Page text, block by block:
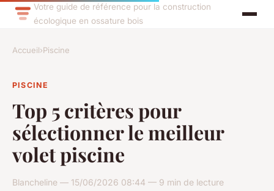
Votre guide de référence pour la construction
écologique en ossature bois
Accueil›Piscine
PISCINE
Top 5 critères pour
sélectionner le meilleur
volet piscine
Blancheline — 15/06/2026 08:44 — 9 min de lecture